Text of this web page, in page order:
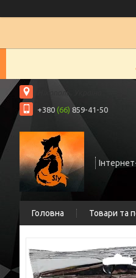
Нікополь, Україна
+380 (66) 859-41-50
Головна Товари та